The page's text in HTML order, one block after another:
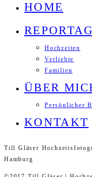
HOME
Hochzeiten
Verliebte
Familien
ÜBER
Persönlicher
KONTAKT
Till Gläser
Hamburg